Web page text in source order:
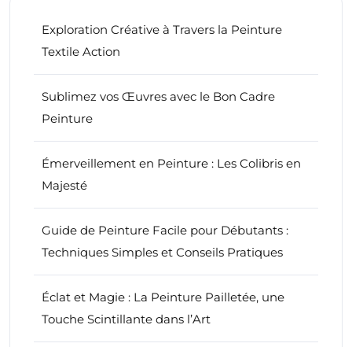
Exploration Créative à Travers la Peinture
Textile Action
Sublimez vos Œuvres avec le Bon Cadre
Peinture
Émerveillement en Peinture : Les Colibris en
Majesté
Guide de Peinture Facile pour Débutants :
Techniques Simples et Conseils Pratiques
Éclat et Magie : La Peinture Pailletée, une
Touche Scintillante dans l’Art